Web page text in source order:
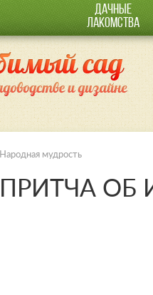
ДАЧНЫЕ
ЛАКОМСТВА
Народная мудрость
ПРИТЧА ОБ